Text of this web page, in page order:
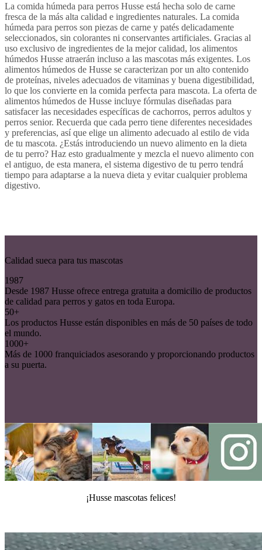
La comida húmeda para perros Husse está hecha solo de carne
fresca de la más alta calidad e ingredientes naturales. La comida
húmeda para perros son piezas de carne y patés delicadamente
seleccionados, sin colorantes ni conservantes artificiales. Gracias al
uso exclusivo de ingredientes de la mejor calidad, los alimentos
húmedos Husse atraerán incluso a las mascotas más exigentes. Los
alimentos húmedos de Husse se caracterizan por un alto contenido
de proteínas, niveles adecuados de vitaminas y buena digestibilidad,
lo que los convierte en la comida perfecta para mascota. La oferta de
alimentos húmedos de Husse incluye fórmulas diseñadas para
satisfacer las necesidades específicas de cachorros, perros adultos y
perros senior. Recuerda que cada perro tiene diferentes necesidades
y preferencias, así que elige un alimento adecuado al estilo de vida
de tu mascota. ¿Estás introduciendo un nuevo alimento en la dieta
de tu perro? Haz esto gradualmente y mezcla el nuevo alimento con
el antiguo, de esta manera, el sistema digestivo de tu perro tendrá
tiempo para adaptarse a la nueva dieta y evitar cualquier problema
digestivo.
Calidad sueca para tus mascotas
1987
Desde 1987 Husse ofrece entrega gratuita a domicilio de productos
de calidad para perros y gatos en toda Europa.
50+
Los productos Husse están disponibles en más de 50 países de todo
el mundo.
1000+
Más de 1000 franquiciados asesorando y proporcionando productos
a su puerta.
¡Husse mascotas felices!